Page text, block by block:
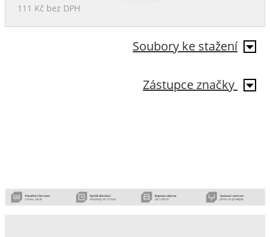
111 Kč bez DPH
Soubory ke stažení
Zástupce značky